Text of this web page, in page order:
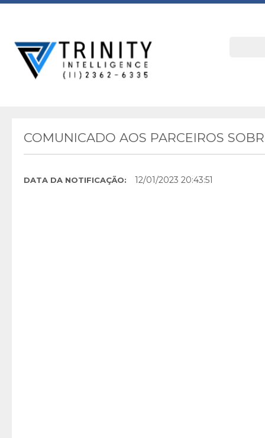
COMUNICADO AOS PARCEIROS
DATA DA NOTIFICAÇÃO: 12/01/2023 20:43:51